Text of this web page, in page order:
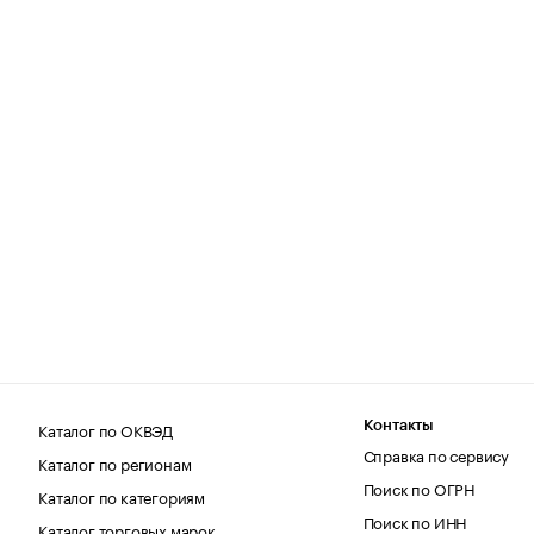
Каталог по ОКВЭД
Каталог по регионам
Каталог по категориям
Каталог торговых марок
Контакты
Справка по сервису
Поиск по ОГРН
Поиск по ИНН